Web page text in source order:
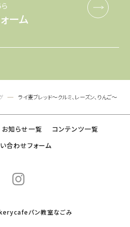
ーム
ライ麦ブレッド〜クルミ、レーズン、りんご〜
お知らせ一覧
コンテンツ一覧
合わせフォーム
パン教室なごみ